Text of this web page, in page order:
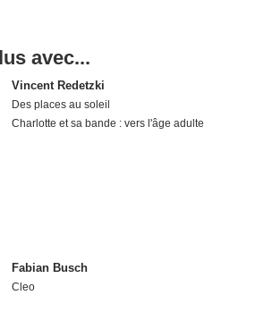
avec...
Vincent Redetzki
Des places au soleil
Charlotte et sa bande : vers l'âge adulte
Fabian Busch
Cleo